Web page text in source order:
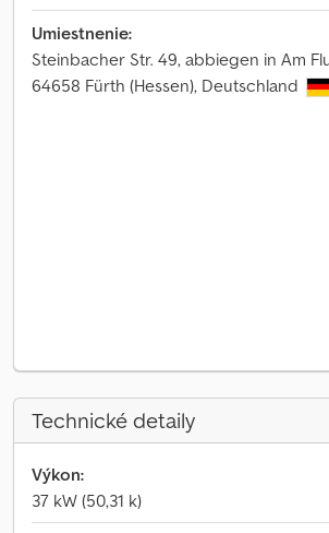
Umiestnenie:
Steinbacher Str. 49, abbiegen in Am
64658 Fürth (Hessen), Deutschland
Technické detaily
Výkon:
37 kW (50,31 k)